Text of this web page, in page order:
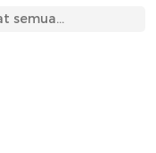
semua...